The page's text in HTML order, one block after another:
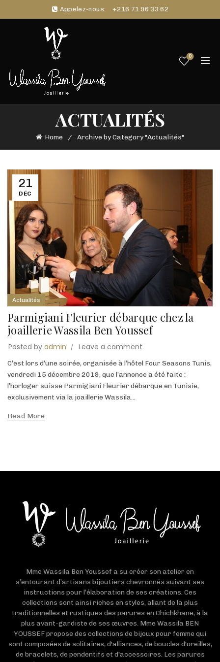
Appelez-nous: +216 71 96 33 62
0
ACTUALITÉS
Home Archive by Category "Actualités"
21
DÉC
Actualités
Parmigiani Fleurier débarque chez la
joaillerie Wassila Ben Youssef
Posted by admin Leave a comment
C’est lors d’une soirée, organisée à l’hôtel Four Seasons Tunis,
vendredi 15 décembre 2019, que l’annonce a été faite :
l’horloger suisse Parmigiani Fleurier débarque en Tunisie,
exclusivement via la joaillerie Wassila...
Read More
Mme Wassila Ben Youssef a su créer son atelier en
s’entourant d’artisans bijoutiers chevronnés suivant ses
instructions pour l’élaboration de ses créations. Ces
collections sont ainsi riches en styles, allant de la plus
traditionnelles et rustiques des parures en Chichkhane, à la
plus avant-gardiste de ses œuvres. Mme Wassila BEN
YOUSSEF propose des collections de bijoux pour femme qui
sont composées de solitaires, d'alliances, de boucles d'oreilles,
de bracelets, de pendentifs et d'accessoires. Les parures